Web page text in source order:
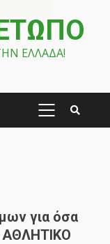
ΕΛΛΑΔΑ!
PRIMARY
για όσα
ΑΘΛΗΤΙΚΟ